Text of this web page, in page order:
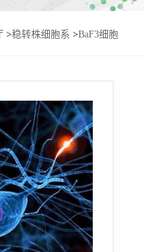
>稳转株细胞系 >BaF3细胞